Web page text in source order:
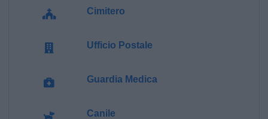
Cimitero
Ufficio Postale
Guardia Medica
Canile